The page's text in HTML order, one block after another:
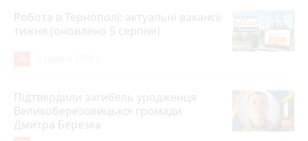
Робота в Тернополі: актуальні вакансії
тижня (оновлено 5 серпня)
Підтвердили загибель уродженця
Великоберезовицької громади
Дмитра Березка